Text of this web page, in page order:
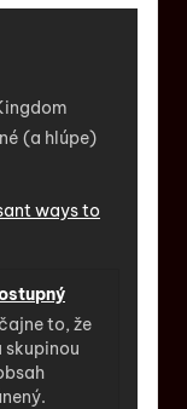
(a hlúpe)
ways to
to, že